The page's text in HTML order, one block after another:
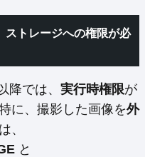
ストレージへの権限が必
降では、 実行時権限が
に、撮影した画像を外
、
と